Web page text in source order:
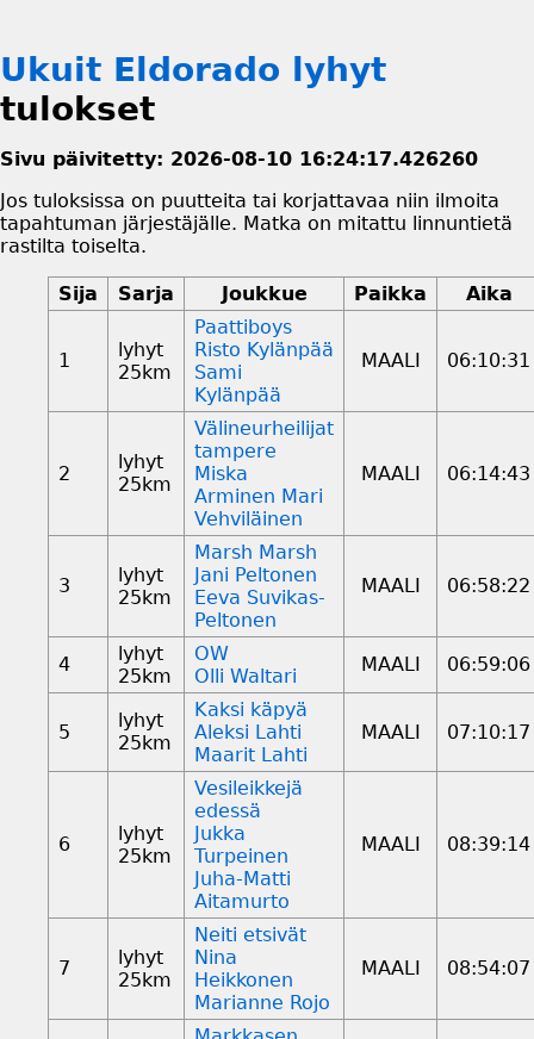
Ukuit Eldorado lyhyt
tulokset
Sivu päivitetty: 2026-08-10 16:24:17.426260
Jos tuloksissa on puutteita tai korjattavaa niin ilmoita
tapahtuman järjestäjälle. Matka on mitattu linnuntietä
rastilta toiselta.
Sija Sarja Joukkue Paikka Aika
1
lyhyt
25km
Paattiboys
Risto Kylänpää
Sami
Kylänpää
MAALI 06:10:31
2
lyhyt
25km
Välineurheilijat
tampere
Miska
Arminen Mari
Vehviläinen
MAALI 06:14:43
3
lyhyt
25km
Marsh Marsh
Jani Peltonen
Eeva Suvikas-
Peltonen
MAALI 06:58:22
4
lyhyt
25km
OW
Olli Waltari
MAALI 06:59:06
5
lyhyt
25km
Kaksi käpyä
Aleksi Lahti
Maarit Lahti
MAALI 07:10:17
6
lyhyt
25km
Vesileikkejä
edessä
Jukka
Turpeinen
Juha-Matti
Aitamurto
MAALI 08:39:14
7
lyhyt
25km
Neiti etsivät
Nina
Heikkonen
Marianne Rojo
MAALI 08:54:07